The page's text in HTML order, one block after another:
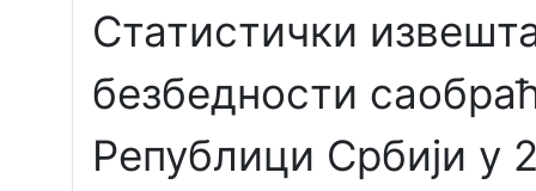
Статистички
безбедности
Републици Србији у